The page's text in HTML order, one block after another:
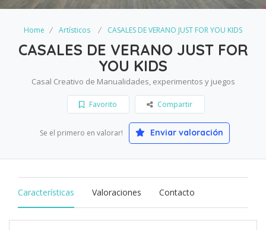
Home Artísticos CASALES DE VERANO JUST FOR YOU KIDS
CASALES DE VERANO JUST FOR
YOU KIDS
Casal Creativo de Manualidades, experimentos y juegos
Favorito Compartir
Se el primero en valorar! Enviar valoración
Características Valoraciones Contacto